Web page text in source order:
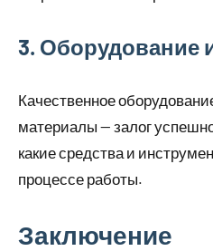
3. Оборудование
Качественное
материалы — залог
какие средства и
процессе работы.
Заключение